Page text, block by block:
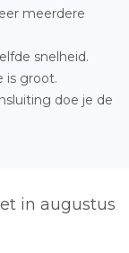
meerdere
snelheid.
is groot.
doe je de
in augustus